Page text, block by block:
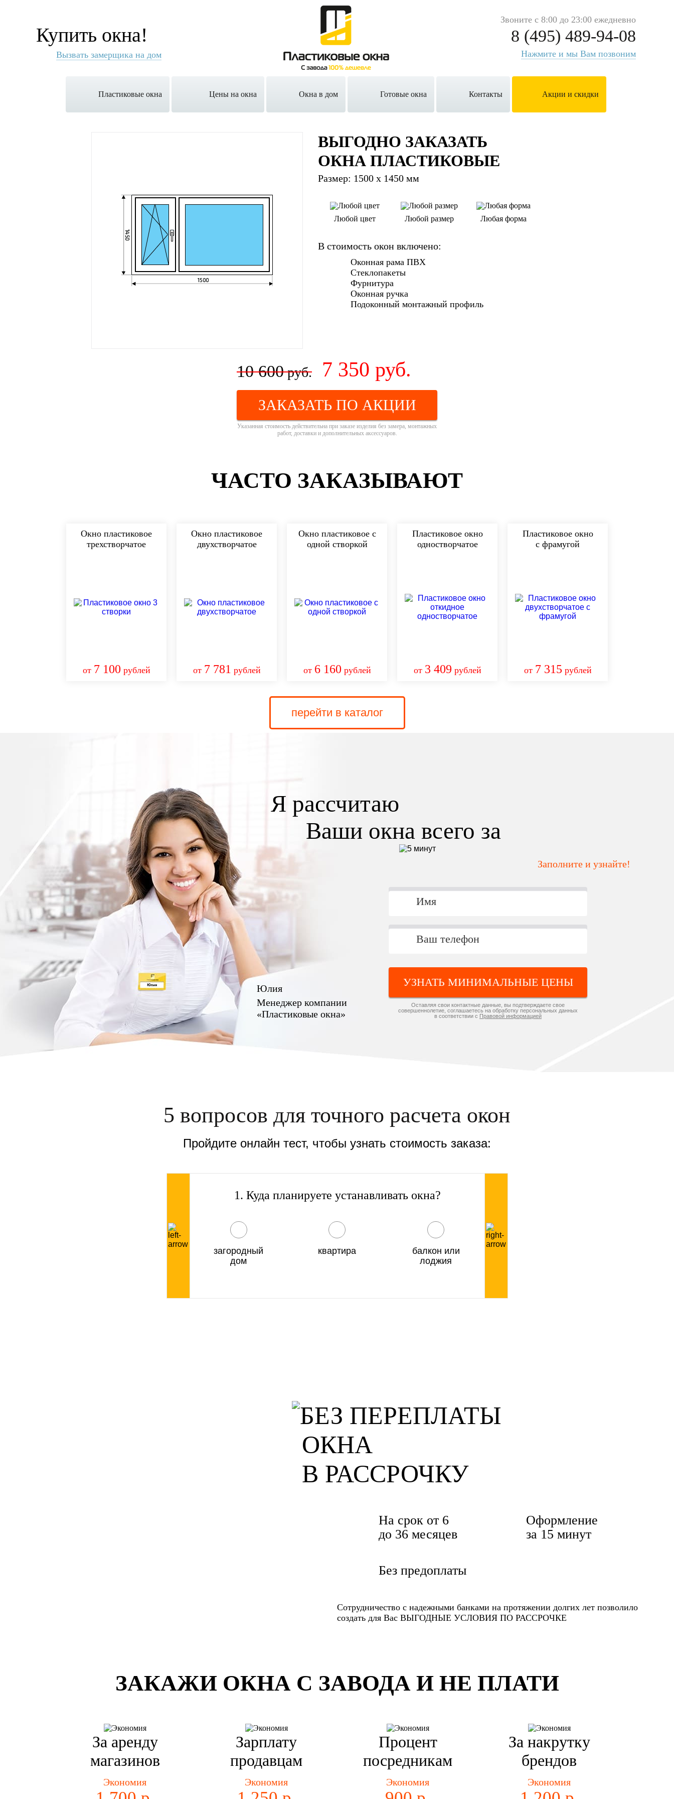
Купить окна!
Вызвать замерщика на дом
Звоните с 8:00 до 23:00 ежедневно
8 (495) 489-94-08
Нажмите и мы Вам позвоним
Пластиковые окна Цены на окна Окна в дом Готовые окна Контакты Акции и скидки
ВЫГОДНО ЗАКАЗАТЬ
ОКНА ПЛАСТИКОВЫЕ
Размер: 1500 х 1450 мм
Любой цвет Любой размер Любая форма
В стоимость окон включено:
Оконная рама ПВХ
Стеклопакеты
Фурнитура
Оконная ручка
Подоконный монтажный профиль
10 600руб. 7 350 руб.
ЗАКАЗАТЬ ПО АКЦИИ
Указанная стоимость действительна при заказе изделия без замера, монтажных
работ, доставки и дополнительных аксессуаров.
ЧАСТО ЗАКАЗЫВАЮТ
Окно пластиковое
трехстворчатое
от 7 100 рублей
Окно пластиковое
двухстворчатое
от 7 781 рублей
Окно пластиковое с
одной створкой
от 6 160 рублей
Пластиковое окно
одностворчатое
от 3 409 рублей
Пластиковое окно
с фрамугой
от 7 315 рублей
перейти в каталог
Юлия
Менеджер компании
«Пластиковые окна»
Я рассчитаю
Ваши окна всего за
Заполните и узнайте!
УЗНАТЬ МИНИМАЛЬНЫЕ ЦЕНЫ
Оставляя свои контактные данные, вы подтверждаете свое
совершеннолетие, соглашаетесь на обработку персональных данных
в соответствии с Правовой информацией
5 вопросов для точного расчета окон
Пройдите онлайн тест, чтобы узнать стоимость заказа:
1. Куда планируете устанавливать окна?
загородный
дом
квартира
балкон или
лоджия
ОКНА
В РАССРОЧКУ
На срок от 6
до 36 месяцев
Оформление
за 15 минут
Без предоплаты
Сотрудничество с надежными банками на протяжении долгих лет позволило
создать для Вас ВЫГОДНЫЕ УСЛОВИЯ ПО РАССРОЧКЕ
ЗАКАЖИ ОКНА С ЗАВОДА И НЕ ПЛАТИ
За аренду
магазинов
Экономия
Зарплату
продавцам
Экономия
Процент
посредникам
Экономия
За накрутку
брендов
Экономия